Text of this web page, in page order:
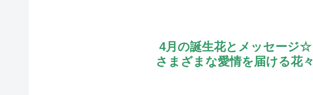
4月の誕生花とメッセージ☆
さまざまな愛情を届ける花々